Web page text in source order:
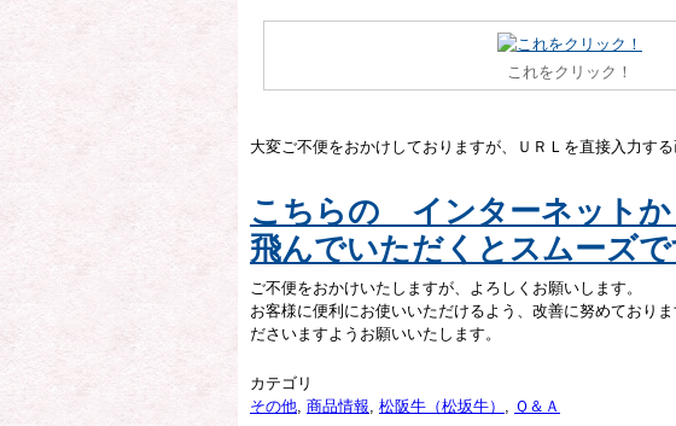
これをクリック！
大変ご不便をおかけしておりますが、ＵＲＬを直接入力する
こちらの インターネットか
飛んでいただくとスムーズで
ご不便をおかけいたしますが、よろしくお願いします。
お客様に便利にお使いいただけるよう、改善に努めており
ださいますようお願いいたします。
カテゴリ
その他, 商品情報, 松阪牛（松坂牛） , Ｑ＆Ａ